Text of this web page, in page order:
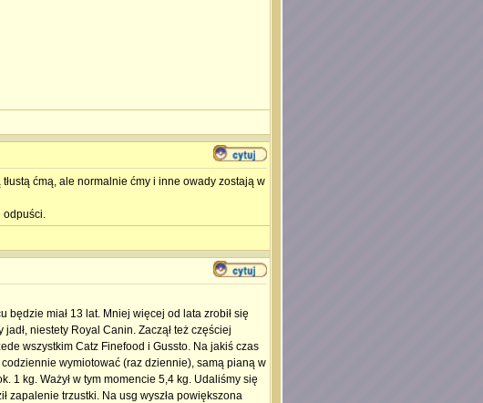
ćmą, ale normalnie ćmy i inne owady zostają w
odpuści.
miał 13 lat. Mniej więcej od lata zrobił się
niestety Royal Canin. Zaczął też częściej
wszystkim Catz Finefood i Gussto. Na jakiś czas
wymiotować (raz dziennie), samą pianą w
1 kg. Ważył w tym momencie 5,4 kg. Udaliśmy się
zapalenie trzustki. Na usg wyszła powiększona